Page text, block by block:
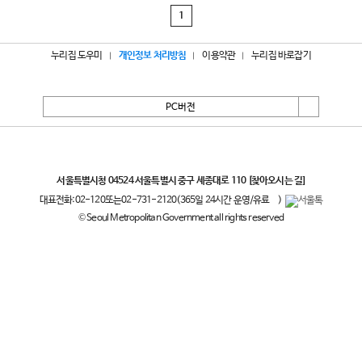
1
누리집 도우미 개인정보 처리방침 이용약관 누리집 바로잡기
PC버전
서울특별시청 04524 서울특별시 중구 세종대로 110 [찾아오시는 길]
대표전화:02-120또는02-731-2120(365일 24시간 운영/유료
)
© Seoul Metropolitan Government all rights reserved